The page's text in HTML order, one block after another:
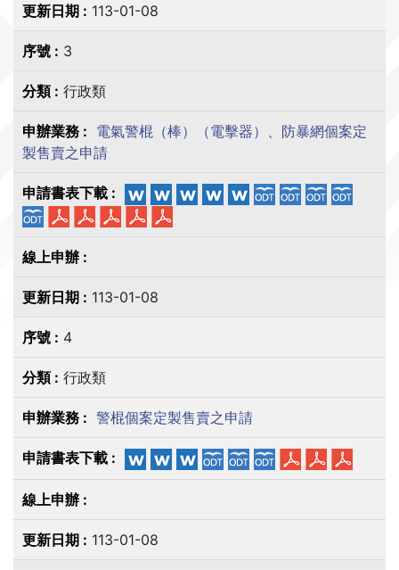
113-01-08
3
行政類
電氣警棍（棒）（電擊器）、防暴網個案定
製售賣之申請
113-01-08
4
行政類
警棍個案定製售賣之申請
113-01-08